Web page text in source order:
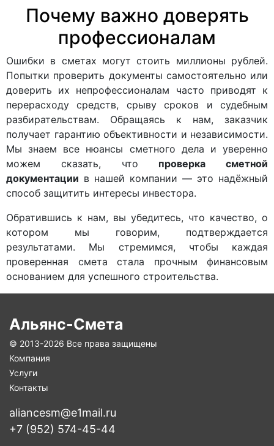
Почему важно доверять
профессионалам
Ошибки в сметах могут стоить миллионы рублей.
Попытки проверить документы самостоятельно или
доверить их непрофессионалам часто приводят к
перерасходу средств, срыву сроков и судебным
разбирательствам. Обращаясь к нам, заказчик
получает гарантию объективности и независимости.
Мы знаем все нюансы сметного дела и уверенно
можем сказать, что проверка сметной
документации в нашей компании — это надёжный
способ защитить интересы инвестора.
Обратившись к нам, вы убедитесь, что качество, о
котором мы говорим, подтверждается
результатами. Мы стремимся, чтобы каждая
проверенная смета стала прочным финансовым
основанием для успешного строительства.
Альянс-Смета
© 2013-2026 Все права защищены
Компания
Услуги
Контакты
aliancesm@e1mail.ru
+7 (952) 574-45-44